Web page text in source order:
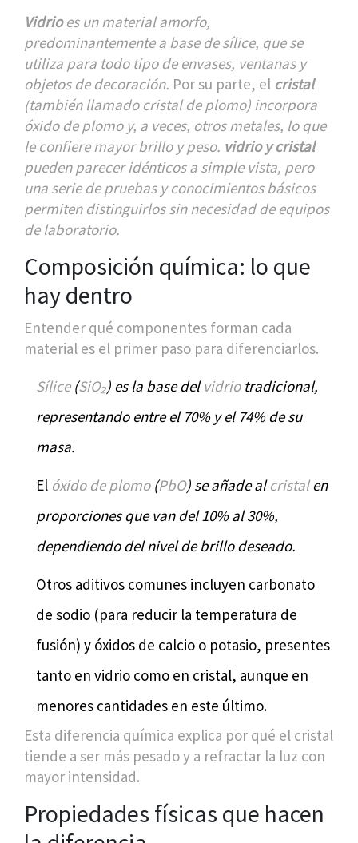
Vidrioes unmaterial amorfo,
predominantemente a base de sílice, que se
utiliza para todo tipo de envases, ventanas y
objetos de decoración. Por su parte, el cristal
(también llamado cristal de plomo) incorpora
óxido de plomo y, a veces, otros metales, lo que
le confiere mayor brillo y peso. vidrio y cristal
pueden parecer idénticos a simple vista, pero
una serie de pruebas y conocimientos básicos
permiten distinguirlos sin necesidad de equipos
de laboratorio.
Composición química: lo que
hay dentro
Entender qué componentes forman cada
material es el primer paso para diferenciarlos.
Sílice(SiO₂) es la base delvidriotradicional,
representando entre el 70% y el 74% de su
masa.
El óxido de plomo(PbO) se añade alcristalen
proporciones que van del 10% al 30%,
dependiendo del nivel de brillo deseado.
Otros aditivos comunes incluyen carbonato
de sodio (para reducir la temperatura de
fusión) y óxidos de calcio o potasio, presentes
tanto en vidrio como en cristal, aunque en
menores cantidades en este último.
Esta diferencia química explica por qué el cristal
tiende a ser más pesado y a refractar la luz con
mayor intensidad.
Propiedades físicas que hacen